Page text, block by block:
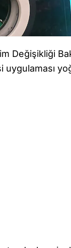
Değişikliği
uygulaması